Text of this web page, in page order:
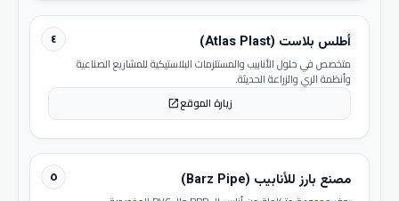
٤ أطلس بلاست (Atlas Plast)
متخصص في حلول الأنابيب والمستلزمات البلاستيكية للمشاريع الصناعية
وأنظمة الري والزراعة الحديثة.
زيارة الموقعopen_in_new
٥ مصنع بارز للأنابيب (Barz Pipe)